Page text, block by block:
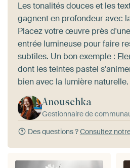
Les tonalités douces et les
gagnent en profondeur avec
Placez votre œuvre près
entrée lumineuse pour faire
subtiles. Un bon exemple :
dont les teintes pastel
bien avec la lumière naturelle.
Anouschka
Gestionnaire de
Des questions ?Consultez